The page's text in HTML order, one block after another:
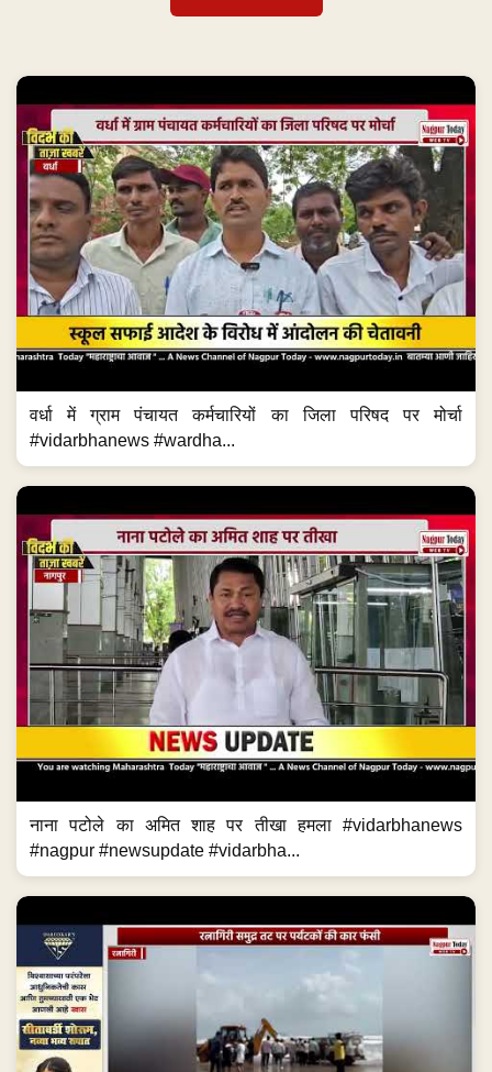
वर्धा में ग्राम पंचायत कर्मचारियों का जिला परिषद पर मोर्चा
#vidarbhanews #wardha...
नाना पटोले का अमित शाह पर तीखा हमला #vidarbhanews
#nagpur #newsupdate #vidarbha...